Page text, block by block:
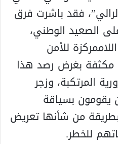
فقد باشرت فرق
الصعيد الوطني،
للأمن
مكثفة بغرض رصد هذا
المرتكبة، وزجر
يقومون بسياقة
من شأنها تعريض
للخطر.